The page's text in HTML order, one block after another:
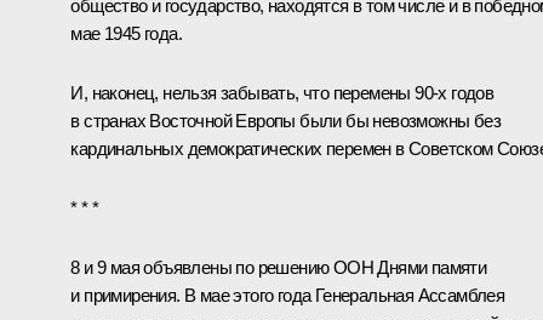
общество и государство, находятся в том числе и в
мае 1945 года.
И, наконец, нельзя забывать, что перемены 90-х годов
в странах Восточной Европы были бы невозможны без
кардинальных демократических перемен в Советском
* * *
8 и 9 мая объявлены по решению ООН Днями памяти
и примирения. В мае этого года Генеральная Ассамблея